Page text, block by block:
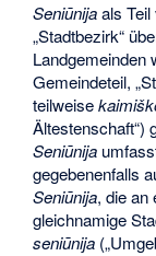
Seniūnijaals
„Stadtbezirk“
Landgemeinden
Gemeindeteil,
teilweise
Ältestenschaft“)
Seniūnija
gegebenenfalls
Seniūnija, die an
gleichnamige
seniūnija